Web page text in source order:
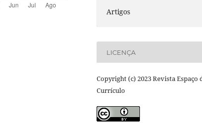
Artigos
LICENÇA
Copyright (c) 2023 Revista Espaço
Currículo